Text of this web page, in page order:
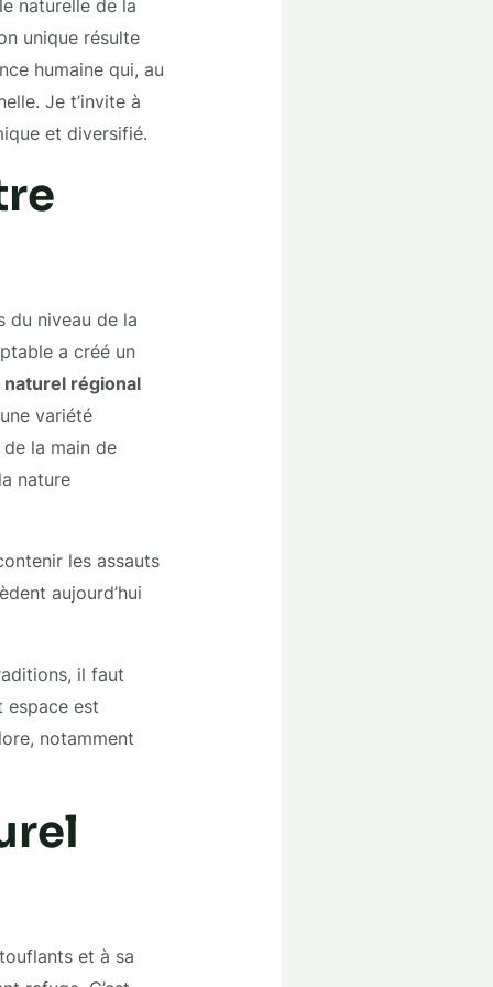
naturelle de la
unique résulte
humaine qui, au
Je t’invite à
et diversifié.
du niveau de la
a créé un
naturel régional
variété
la main de
nature
les assauts
aujourd’hui
il faut
espace est
notamment
et à sa